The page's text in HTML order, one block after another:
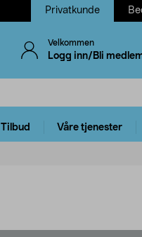
Privatkunde
Velkommen
Logg inn/Bli
Tilbud Våre tjenester